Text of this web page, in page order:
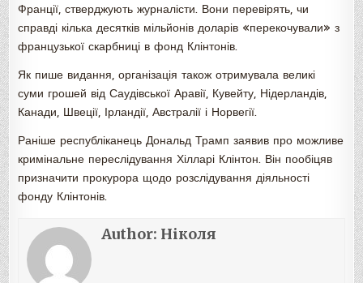
Франції, стверджують журналісти. Вони перевірять, чи
справді кілька десятків мільйонів доларів «перекочували» з
французької скарбниці в фонд Клінтонів.
Як пише видання, організація також отримувала великі
суми грошей від Саудівської Аравії, Кувейту, Нідерландів,
Канади, Швеції, Ірландії, Австралії і Норвегії.
Раніше республіканець Дональд Трамп заявив про можливе
кримінальне переслідування Хілларі Клінтон. Він пообіцяв
призначити прокурора щодо розслідування діяльності
фонду Клінтонів.
Author: Ніколя